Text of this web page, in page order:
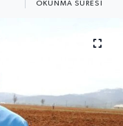
OKUNMA SÜRESI